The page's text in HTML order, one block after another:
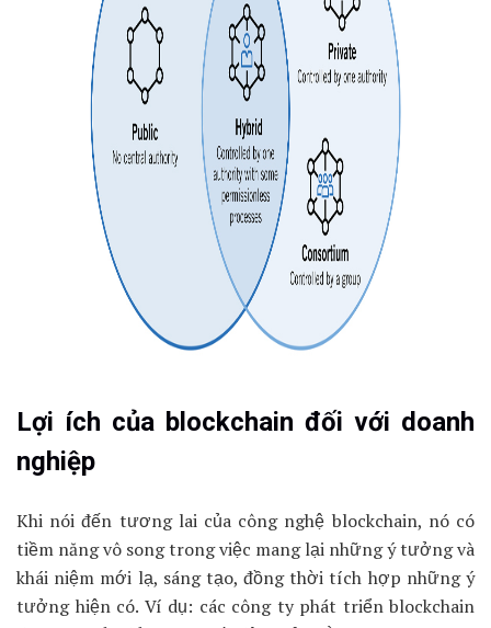
Lợi ích của blockchain đối với doanh
nghiệp
Khi nói đến tương lai của công nghệ blockchain, nó có
tiềm năng vô song trong việc mang lại những ý tưởng và
khái niệm mới lạ, sáng tạo, đồng thời tích hợp những ý
tưởng hiện có. Ví dụ: các công ty phát triển blockchain